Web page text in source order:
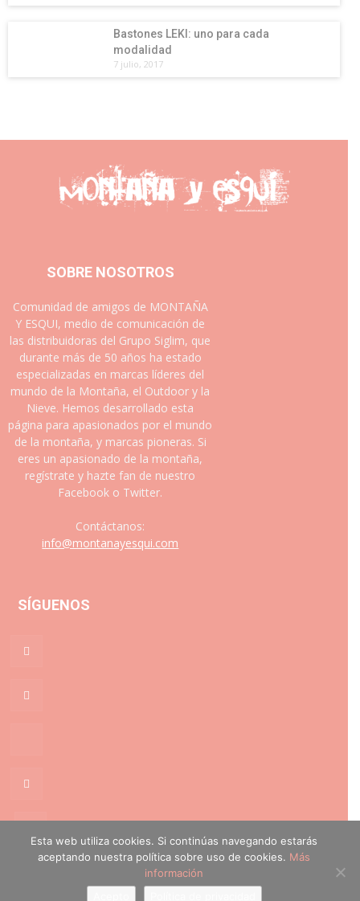
Bastones LEKI: uno para cada
modalidad
7 julio, 2017
SOBRE NOSOTROS
Comunidad de amigos de MONTAÑA
Y ESQUI, medio de comunicación de
las distribuidoras del Grupo Siglim, que
durante más de 50 años ha estado
especializadas en marcas líderes del
mundo de la Montaña, el Outdoor y la
Nieve. Hemos desarrollado esta
página para apasionados por el mundo
de la montaña, y marcas pioneras. Si
eres un apasionado de la montaña,
regístrate y hazte fan de nuestro
Facebook o Twitter.
Contáctanos:
info@montanayesqui.com
SÍGUENOS
Política de cookies·Política de privacidad
Esta web utiliza cookies. Si continúas navegando estarás
aceptando nuestra política sobre uso de cookies. Más
información